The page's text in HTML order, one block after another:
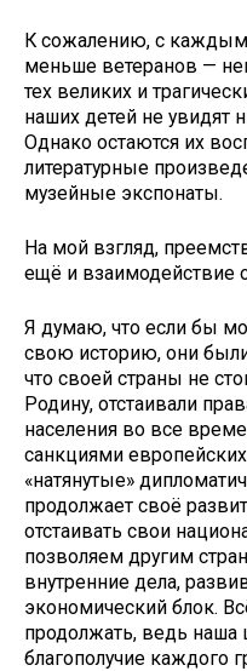
К сожалению, с каждым
меньше ветеранов —
тех великих и
наших детей не увидят
Однако остаются их
литературные
музейные экспонаты.
На мой взгляд,
ещё и взаимодействие
Я думаю, что если бы
свою историю, они
что своей страны не
Родину, отстаивали
населения во все
санкциями
«натянутые»
продолжает своё
отстаивать свои
позволяем другим
внутренние дела,
экономический блок.
продолжать, ведь наша
благополучие каждого